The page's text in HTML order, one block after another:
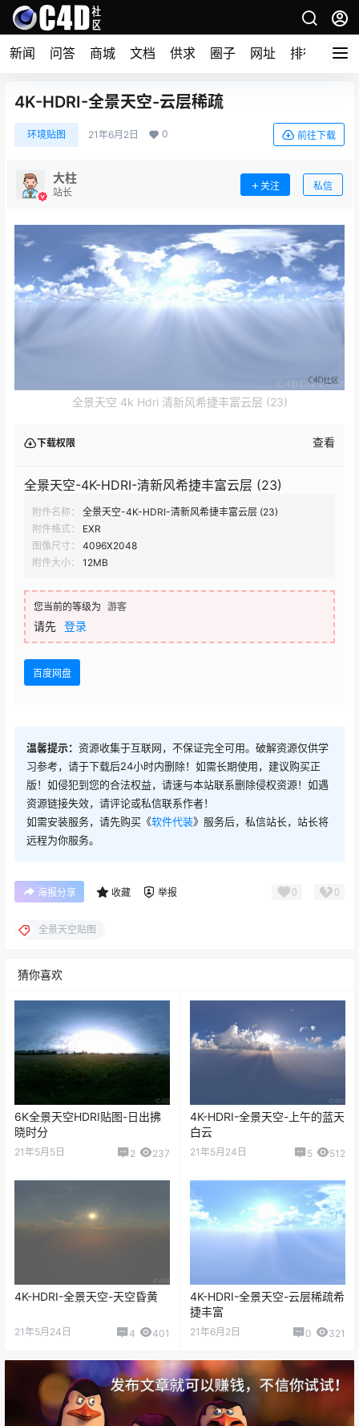
新闻 问答 商城 文档 供求 圈子 网址 排行榜
4K-HDRI-全景天空-云层稀疏
环境贴图 21年6月2日 0 前往下载
大柱
站长
关注 私信
全景天空 4k Hdri 清新风希捷丰富云层 (23)
下载权限 查看
全景天空-4K-HDRI-清新风希捷丰富云层 (23)
附件名称：
全景天空-4K-HDRI-清新风希捷丰富云层 (23)
附件格式：
EXR
图像尺寸：
4096X2048
附件大小：
12MB
您当前的等级为 游客
请先 登录
百度网盘
温馨提示： 资源收集于互联网，不保证完全可用。破解资源仅供学
习参考，请于下载后24小时内删除！如需长期使用，建议购买正
版！如侵犯到您的合法权益，请速与本站联系删除侵权资源！如遇
资源链接失效，请评论或私信联系作者！
如需安装服务，请先购买《软件代装》服务后，私信站长，站长将
远程为你服务。
海报分享 收藏 举报 0 0
全景天空贴图
猜你喜欢
6K全景天空HDRI贴图-日出拂
晓时分
21年5月5日 2 237
4K-HDRI-全景天空-上午的蓝天
白云
21年5月24日 5 512
4K-HDRI-全景天空-天空昏黄
21年5月24日 4 401
4K-HDRI-全景天空-云层稀疏希
捷丰富
21年6月2日 0 321